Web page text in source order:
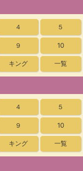
４ ５
９ 10
キング 一覧
４ ５
９ 10
キング 一覧